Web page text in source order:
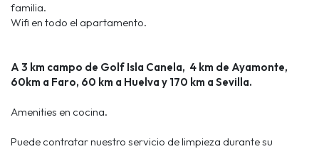
familia.
Wifi en todo el apartamento.
A 3 km campo de Golf Isla Canela, 4 km de Ayamonte,
60km a Faro, 60 km a Huelva y 170 km a Sevilla.
Amenities en cocina.
Puede contratar nuestro servicio de limpieza durante su